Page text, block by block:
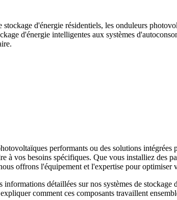
d'énergie résidentiels, les onduleurs
d'énergie intelligentes aux systèmes
performants ou des solutions
vos besoins spécifiques. Que vous installiez des
offrons l'équipement et l'expertise pour optimiser
détaillées sur nos systèmes de
comment ces composants travaillent